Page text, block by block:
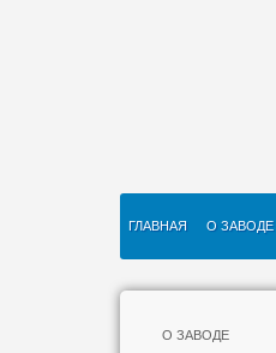
ГЛАВНАЯ О ЗАВОДЕ
О ЗАВОДЕ